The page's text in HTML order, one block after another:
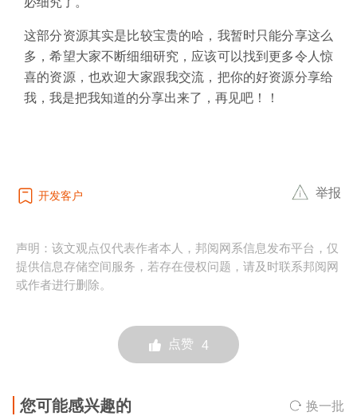
这部分资源其实是比较宝贵的哈，我暂时只能分享这么
多，希望大家不断细细研究，应该可以找到更多令人惊
喜的资源，也欢迎大家跟我交流，把你的好资源分享给
我，我是把我知道的分享出来了，再见吧！！
开发客户 举报
声明：该文观点仅代表作者本人，邦阅网系信息发布平台，仅
提供信息存储空间服务，若存在侵权问题，请及时联系邦阅网
或作者进行删除。
点赞 4
您可能感兴趣的 换一批